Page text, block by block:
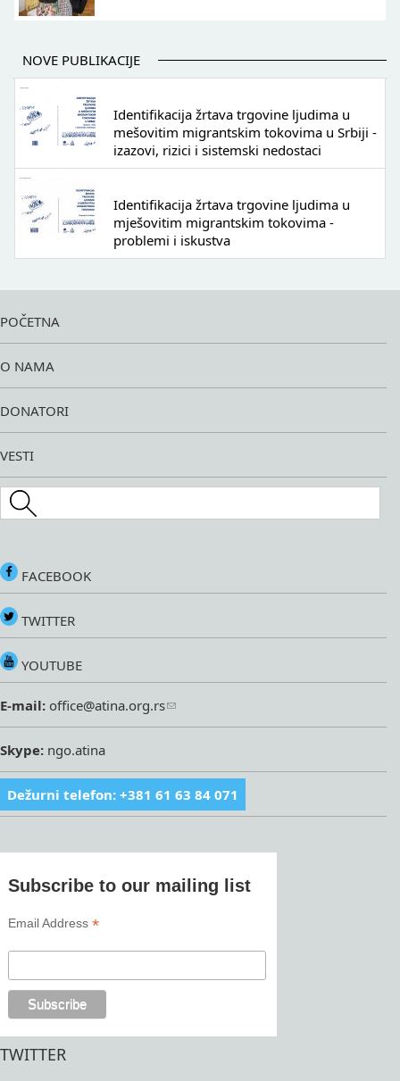
NOVE PUBLIKACIJE
Identifikacija žrtava trgovine ljudima u
mešovitim migrantskim tokovima u Srbiji -
izazovi, rizici i sistemski nedostaci
Identifikacija žrtava trgovine ljudima u
mješovitim migrantskim tokovima -
problemi i iskustva
POČETNA
O NAMA
DONATORI
VESTI
Search this site
FACEBOOK
TWITTER
YOUTUBE
E-mail: office@atina.org.rs
Skype: ngo.atina
Dežurni telefon: +381 61 63 84 071
Subscribe to our mailing list
Email Address*
TWITTER